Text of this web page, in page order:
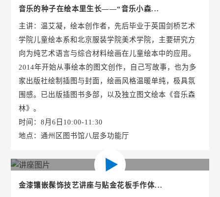
音乐的种子在绘本里生长——“音乐小森...
主讲：温艾凝，绘本创作者，先后毕业于英国剑桥艺术
学院儿童绘本系和北京服装学院美术学院，主要研究方
向为纯艺术语言与综合材料绘画在儿童绘本中的应用。
2014年开始从事绘本的图文创作，自己写故事，也为多
家出版社绘制插图与封面，绘画风格温暖单纯，极具氛
围感。已出版插图书多部，以及独立图文绘本《音乐森
林》。
时间：8月6日10:00-11:30
地点：通州区图书馆八层多功能厅
金漆镶嵌髹饰技艺讲座与贴金花板手作体...